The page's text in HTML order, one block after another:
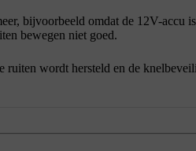
bijvoorbeeld omdat de 12V-accu
bewegen niet goed.
ruiten wordt hersteld en de